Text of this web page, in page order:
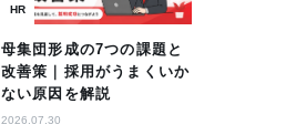
HR
母集団形成の7つの課題と
改善策｜採用がうまくいか
ない原因を解説
2026.07.30